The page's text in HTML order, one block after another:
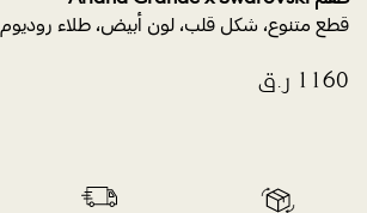
قطع متنوع، شكل قلب، لون أبيض، طلاء روديوم